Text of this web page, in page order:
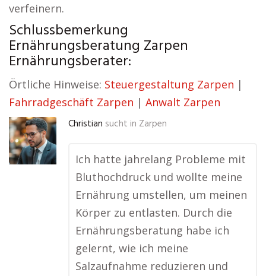
verfeinern.
Schlussbemerkung
Ernährungsberatung Zarpen
Ernährungsberater:
Örtliche Hinweise: Steuergestaltung Zarpen |
Fahrradgeschäft Zarpen | Anwalt Zarpen
Christian sucht in Zarpen
Ich hatte jahrelang Probleme mit
Bluthochdruck und wollte meine
Ernährung umstellen, um meinen
Körper zu entlasten. Durch die
Ernährungsberatung habe ich
gelernt, wie ich meine
Salzaufnahme reduzieren und